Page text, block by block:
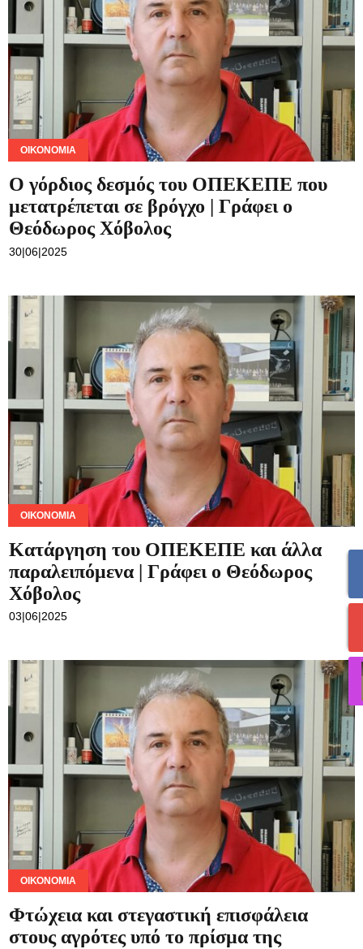
ΟΙΚΟΝΟΜΊΑ
Ο γόρδιος δεσμός του ΟΠΕΚΕΠΕ που
μετατρέπεται σε βρόγχο | Γράφει ο
Θεόδωρος Χόβολος
30|06|2025
ΟΙΚΟΝΟΜΊΑ
Κατάργηση του ΟΠΕΚΕΠΕ και άλλα
παραλειπόμενα | Γράφει ο Θεόδωρος
Χόβολος
03|06|2025
ΟΙΚΟΝΟΜΊΑ
Φτώχεια και στεγαστική επισφάλεια
στους αγρότες υπό το πρίσμα της